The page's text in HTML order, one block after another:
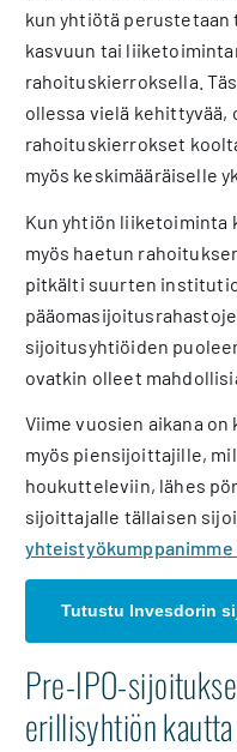
kun yhtiötä perustetaan
kasvuun tai
rahoituskierroksella.
ollessa vielä kehittyvää,
rahoituskierrokset
myös keskimääräiselle
Kun yhtiön liiketoiminta
myös haetun
pitkälti suurten
sijoitusyhtiöiden
ovatkin olleet
Viime vuosien aikana
myös piensijoittajille,
houkutteleviin, lähes
sijoittajalle tällaisen
yhteistyökumppanimme
Tutustu Invesdorin
Pre-IPO-
erillisyhtiön kautta